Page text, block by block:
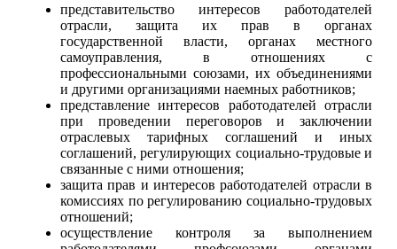
представительство интересов работодателей
отрасли, защита их прав в органах
государственной власти, органах местного
самоуправления, в отношениях с
профессиональными союзами, их объединениями
и другими организациями наемных работников;
представление интересов работодателей отрасли
при проведении переговоров и заключении
отраслевых тарифных соглашений и иных
соглашений, регулирующих социально-трудовые и
связанные с ними отношения;
защита прав и интересов работодателей отрасли в
комиссиях по регулированию социально-трудовых
отношений;
осуществление контроля за выполнением